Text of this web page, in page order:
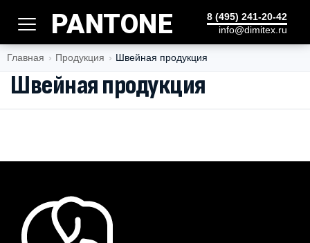
PANTONE
8 (495) 241-20-42
info@dimitex.ru
Главная Продукция Швейная продукция
Швейная продукция